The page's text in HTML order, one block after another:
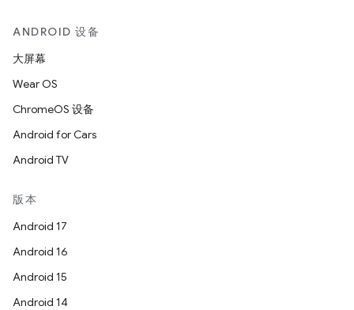
ANDROID 设备
大屏幕
Wear OS
ChromeOS 设备
Android for Cars
Android TV
版本
Android 17
Android 16
Android 15
Android 14